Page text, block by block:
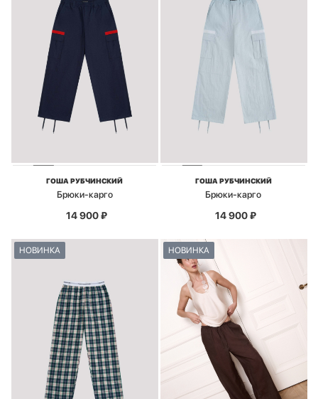
ГОША РУБЧИНСКИЙ
Брюки-карго
14 900₽
ГОША РУБЧИНСКИЙ
Брюки-карго
14 900₽
НОВИНКА НОВИНКА